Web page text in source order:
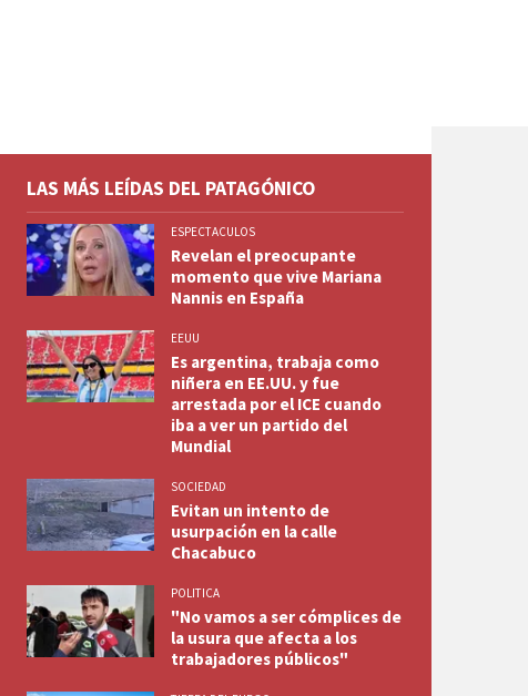
LAS MÁS LEÍDAS DEL PATAGÓNICO
ESPECTACULOS
Revelan el preocupante
momento que vive Mariana
Nannis en España
EEUU
Es argentina, trabaja como
niñera en EE.UU. y fue
arrestada por el ICE cuando
iba a ver un partido del
Mundial
SOCIEDAD
Evitan un intento de
usurpación en la calle
Chacabuco
POLITICA
"No vamos a ser cómplices de
la usura que afecta a los
trabajadores públicos"